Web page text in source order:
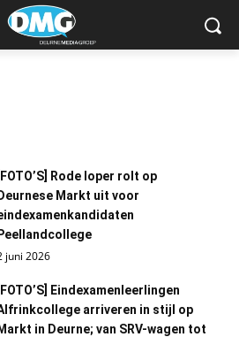
[FOTO’S] Rode loper rolt op
Deurnese Markt uit voor
Peellandcollege
juni 2026
[FOTO’S] Eindexamenleerlingen
arriveren in stijl op
Markt in Deurne; van SRV-wagen tot